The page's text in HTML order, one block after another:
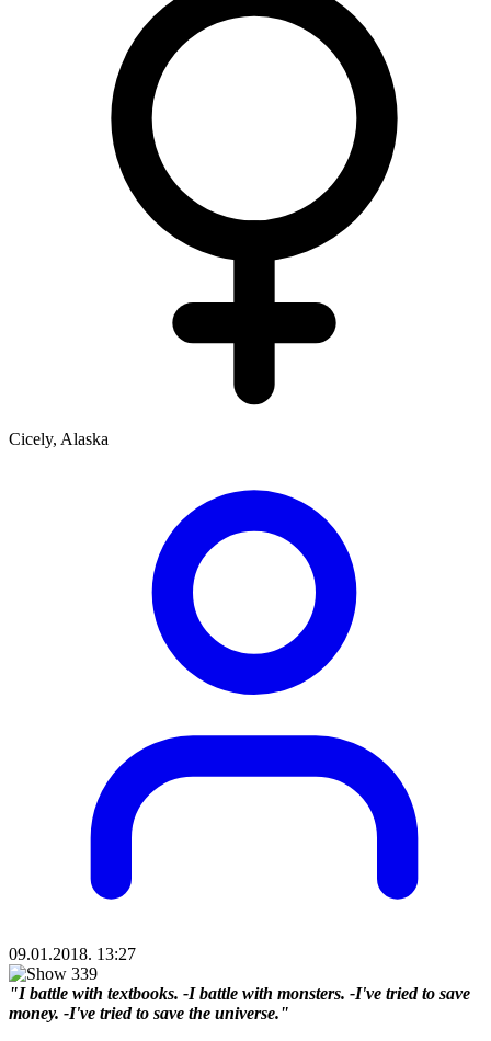
Cicely, Alaska
09.01.2018. 13:27
"I battle with textbooks. -I battle with monsters. -I've tried to save
money. -I've tried to save the universe."